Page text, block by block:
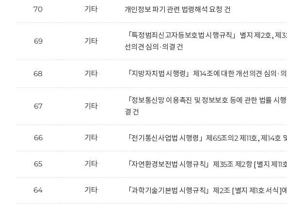
70 기타 개인정보 파기 관련 법령해석 요청 건
69 기타
「특정범죄신고자등보호법 시행규칙」별지 제2호, 제
선의견 심의·의결 건
68 기타 「지방자치법 시행령」제14조에 대한 개선의견 심의·
67 기타
「정보통신망 이용촉진 및 정보보호 등에 관한 법률
결 건
66 기타 「전기통신사업법 시행령」제65조의2 제11호, 제14호
65 기타 「자연환경보전법 시행규칙」제35조 제2항 [별지 제
64 기타 「과학기술기본법 시행규칙」제2조 [별지 제1호 서식]